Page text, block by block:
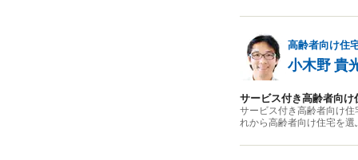
高齢者向け住
小木野 貴
サービス付き高齢者向
サービス付き高齢者向け
れから高齢者向け住宅を